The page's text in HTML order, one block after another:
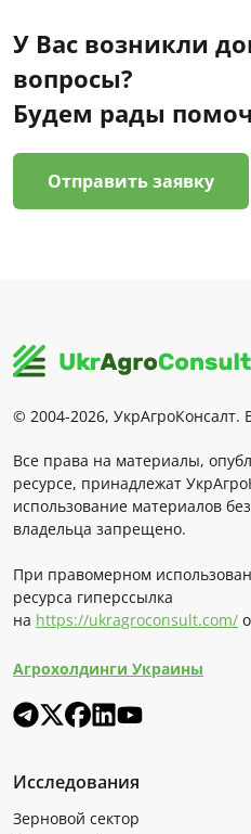
У Вас возникли
вопросы?
Будем рады
Отправить заявку
© 2004-2026,
Все права на материалы,
ресурсе, принадлежат
использование материалов
владельца запрещено.
При правомерном
ресурса гиперссылка
на https://ukragroconsult.com/
Агрохолдинги Украины
Исследования
Зерновой сектор